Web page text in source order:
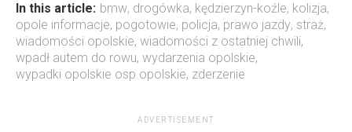
In this article: bmw, drogówka, kędzierzyn-koźle, kolizja,
opole informacje, pogotowie, policja, prawo jazdy, straż,
wiadomości opolskie, wiadomości z ostatniej chwili,
wpadł autem do rowu, wydarzenia opolskie,
wypadki opolskie osp opolskie, zderzenie
ADVERTISEMENT